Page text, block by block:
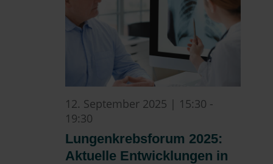
Lungenkrebsforum 2025:
Aktuelle Entwicklungen in
12. September 2025 | 15:30 -
19:30